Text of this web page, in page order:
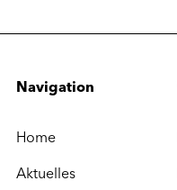
Navigation
Home
Aktuelles